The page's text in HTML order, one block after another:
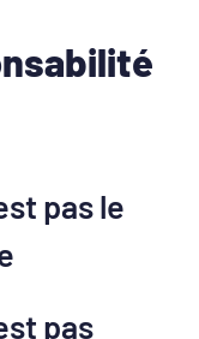
pas le
pas